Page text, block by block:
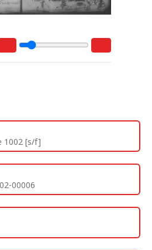
1002 [s/f]
00006